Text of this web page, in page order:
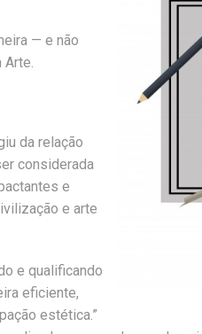
— e não
Arte.
da relação
considerada
e
e arte
e qualificando
eficiente,
estética.”